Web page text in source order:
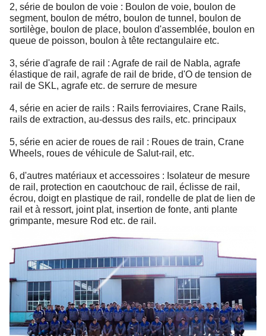
2, série de boulon de voie : Boulon de voie, boulon de
segment, boulon de métro, boulon de tunnel, boulon de
sortilège, boulon de place, boulon d'assemblée, boulon en
queue de poisson, boulon à tête rectangulaire etc.
3, série d'agrafe de rail : Agrafe de rail de Nabla, agrafe
élastique de rail, agrafe de rail de bride, d'O de tension de
rail de SKL, agrafe etc. de serrure de mesure
4, série en acier de rails : Rails ferroviaires, Crane Rails,
rails de extraction, au-dessus des rails, etc. principaux
5, série en acier de roues de rail : Roues de train, Crane
Wheels, roues de véhicule de Salut-rail, etc.
6, d'autres matériaux et accessoires : Isolateur de mesure
de rail, protection en caoutchouc de rail, éclisse de rail,
écrou, doigt en plastique de rail, rondelle de plat de lien de
rail et à ressort, joint plat, insertion de fonte, anti plante
grimpante, mesure Rod etc. de rail.